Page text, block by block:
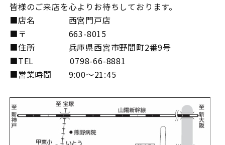
皆様のご来店を心よりお待ちしております。
■店名 西宮門戸店
■〒 663-8015
■住所 兵庫県西宮市野間町2番9号
■TEL 0798-66-8881
■営業時間 9:00～21:45